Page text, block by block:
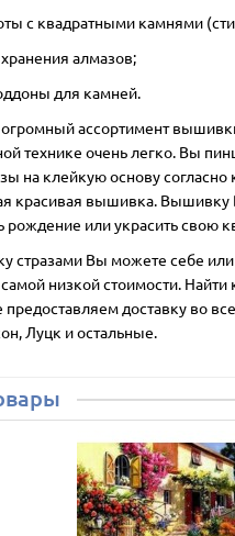
с квадратными камнями
алмазов;
для камней.
огромный ассортимент
технике очень легко. Вы
на клейкую основу согласно
красивая вышивка.
рождение или украсить свою
стразами Вы можете себе
низкой стоимости.
предоставляем доставку во
Луцк и остальные.